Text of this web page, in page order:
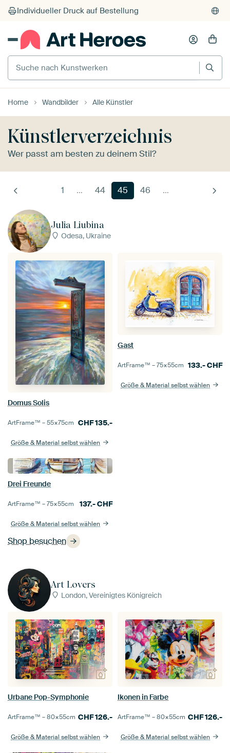
Suche nach Kunstwerken
Home Wandbilder Alle Künstler
Künstlerverzeichnis
Wer passt am besten zu deinem Stil?
1 … 44 45 46 …
Julia Liubina
Odesa, Ukraine
Shop besuchen
Domus Solis
ArtFrame™ –55×75cm CHF135.-
Größe & Material selbst wählen
Gast
ArtFrame™ –75×55cm 133.-CHF
Größe & Material selbst wählen
Drei Freunde
ArtFrame™ –75×55cm 137.-CHF
Größe & Material selbst wählen
Art Lovers
London, Vereinigtes Königreich
Urbane Pop-Symphonie
ArtFrame™ –80×55cm CHF126.-
Größe & Material selbst wählen
Ikonen in Farbe
ArtFrame™ –80×55cm CHF126.-
Größe & Material selbst wählen